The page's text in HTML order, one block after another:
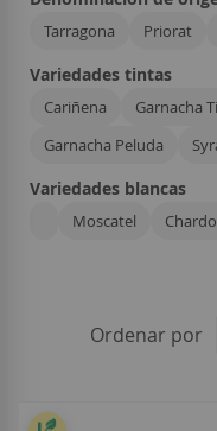
Tarragona Priorat
Variedades tintas
Cariñena Garnacha
Garnacha Peluda
Variedades blancas
Moscatel
Ordenar por